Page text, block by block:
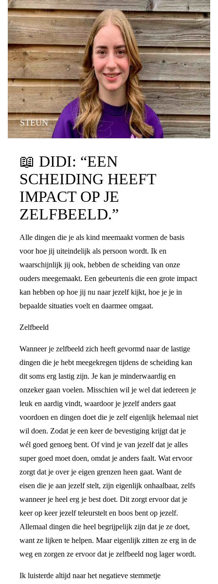
STEUN
📖 DIDI: “EEN
SCHEIDING HEEFT
IMPACT OP JE
ZELFBEELD.”
Alle dingen die je als kind meemaakt vormen de basis
voor hoe jij uiteindelijk als persoon wordt. Ik en
waarschijnlijk jij ook, hebben de scheiding van onze
ouders meegemaakt. Een gebeurtenis die een grote impact
kan hebben op hoe jij nu naar jezelf kijkt, hoe je je in
bepaalde situaties voelt en daarmee omgaat.
Zelfbeeld
Wanneer je zelfbeeld zich heeft gevormd naar de lastige
dingen die je hebt meegekregen tijdens de scheiding kan
dit soms erg lastig zijn. Je kan je minderwaardig en
onzeker gaan voelen. Misschien wil je wel dat iedereen je
leuk en aardig vindt, waardoor je jezelf anders gaat
voordoen en dingen doet die je zelf eigenlijk helemaal niet
wil doen. Zodat je een keer de bevestiging krijgt dat je
wél goed genoeg bent. Of vind je van jezelf dat je alles
super goed moet doen, omdat je anders faalt. Wat ervoor
zorgt dat je over je eigen grenzen heen gaat. Want de
eisen die je aan jezelf stelt, zijn eigenlijk onhaalbaar, zelfs
wanneer je heel erg je best doet. Dit zorgt ervoor dat je
keer op keer jezelf teleurstelt en boos bent op jezelf.
Allemaal dingen die heel begrijpelijk zijn dat je ze doet,
want ze lijken te helpen. Maar eigenlijk zitten ze erg in de
weg en zorgen ze ervoor dat je zelfbeeld nog lager wordt.
Ik luisterde altijd naar het negatieve stemmetje